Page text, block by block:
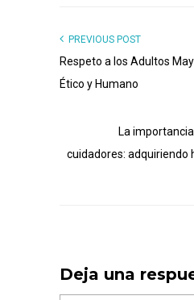
PREVIOUS POST
Respeto a los Adultos
Ético y Humano
La
cuidadores: adquiriendo
Deja una